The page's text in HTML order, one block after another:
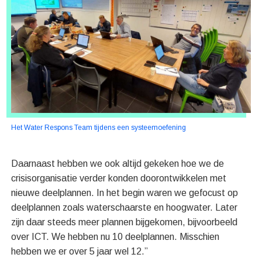
Het Water Respons Team tijdens een systeemoefening
Daarnaast hebben we ook altijd gekeken hoe we de
crisisorganisatie verder konden doorontwikkelen met
nieuwe deelplannen. In het begin waren we gefocust op
deelplannen zoals waterschaarste en hoogwater. Later
zijn daar steeds meer plannen bijgekomen, bijvoorbeeld
over ICT. We hebben nu 10 deelplannen. Misschien
hebben we er over 5 jaar wel 12.”